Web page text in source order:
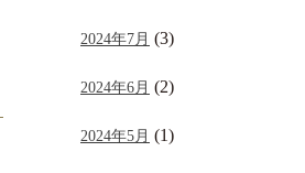
2024年7月 (3)
2024年6月 (2)
2024年5月 (1)